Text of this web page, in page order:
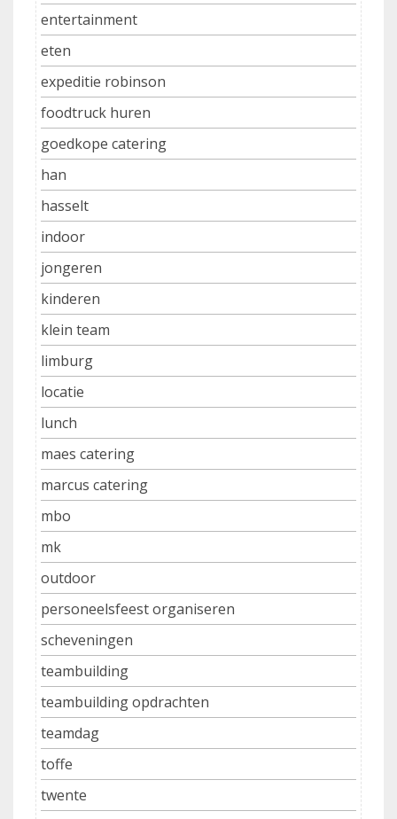
entertainment
eten
expeditie robinson
foodtruck huren
goedkope catering
han
hasselt
indoor
jongeren
kinderen
klein team
limburg
locatie
lunch
maes catering
marcus catering
mbo
mk
outdoor
personeelsfeest organiseren
scheveningen
teambuilding
teambuilding opdrachten
teamdag
toffe
twente